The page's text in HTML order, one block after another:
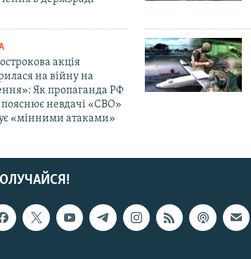
акція
на війну на
Як пропаганда РФ
невдачі «СВО»
«мінними атаками»